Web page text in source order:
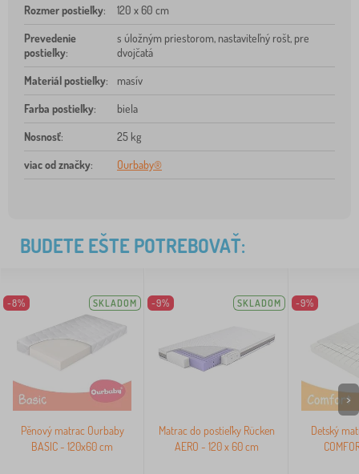
Rozmer postieľky: 120 x 60 cm
Prevedenie
postieľky:
s úložným priestorom, nastaviteľný rošt, pre
dvojčatá
Materiál postieľky: masív
Farba postieľky: biela
Nosnosť: 25 kg
viac od značky: Ourbaby®
BUDETE EŠTE POTREBOVAŤ:
-8% SKLADOM
Pěnový matrac Ourbaby
BASIC - 120x60 cm
-9% SKLADOM
Matrac do postieľky Rücken
AERO - 120 x 60 cm
-9%
Detský
>